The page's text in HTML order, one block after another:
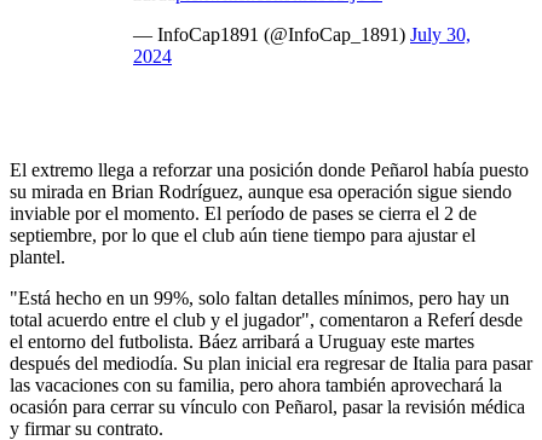
— InfoCap1891 (@InfoCap_1891) July 30,
2024
El extremo llega a reforzar una posición donde Peñarol había puesto
su mirada en Brian Rodríguez, aunque esa operación sigue siendo
inviable por el momento. El período de pases se cierra el 2 de
septiembre, por lo que el club aún tiene tiempo para ajustar el
plantel.
"Está hecho en un 99%, solo faltan detalles mínimos, pero hay un
total acuerdo entre el club y el jugador", comentaron a Referí desde
el entorno del futbolista. Báez arribará a Uruguay este martes
después del mediodía. Su plan inicial era regresar de Italia para pasar
las vacaciones con su familia, pero ahora también aprovechará la
ocasión para cerrar su vínculo con Peñarol, pasar la revisión médica
y firmar su contrato.